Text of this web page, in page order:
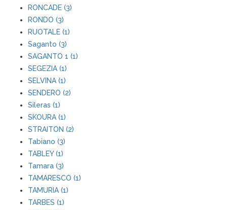
RONCADE (3)
RONDO (3)
RUOTALE (1)
Saganto (3)
SAGANTO 1 (1)
SEGEZIA (1)
SELVINA (1)
SENDERO (2)
Sileras (1)
SKOURA (1)
STRAITON (2)
Tabiano (3)
TABLEY (1)
Tamara (3)
TAMARESCO (1)
TAMURIA (1)
TARBES (1)